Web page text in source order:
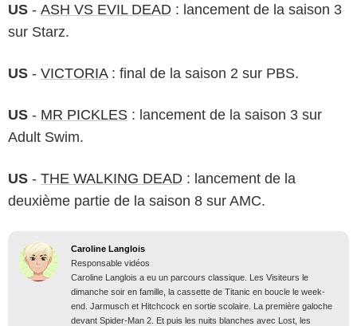
US - ASH VS EVIL DEAD : lancement de la saison 3
sur Starz.
US - VICTORIA: final de la saison 2 sur PBS.
US - MR PICKLES : lancement de la saison 3 sur
Adult Swim.
US - THE WALKING DEAD : lancement de la
deuxième partie de la saison 8 sur AMC.
Caroline Langlois
Responsable vidéos
Caroline Langlois a eu un parcours classique. Les Visiteurs le
dimanche soir en famille, la cassette de Titanic en boucle le week-
end. Jarmusch et Hitchcock en sortie scolaire. La première galoche
devant Spider-Man 2. Et puis les nuits blanches avec Lost, les